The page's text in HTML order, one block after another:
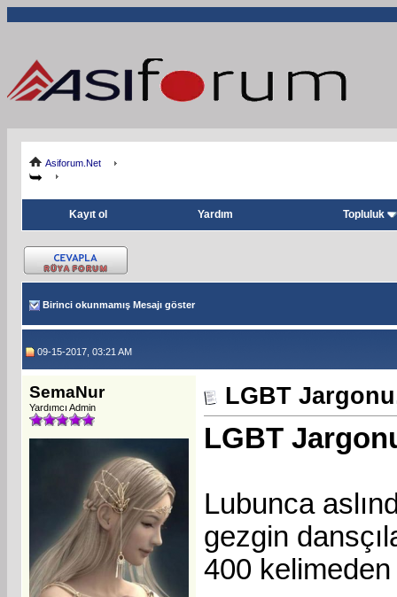
Asiforum.Net
Kayıt ol Yardım Topluluk
Birinci okunmamış Mesajı göster
09-15-2017, 03:21 AM
SemaNur
Yardımcı Admin LGBT
LGBT
Lubunca
gezgin
400